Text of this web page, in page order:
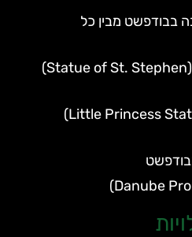
בבודפשט מבין כל
פסל המלך שטפן הקדוש (Statue of St. Stephen)
פסל הנסיכה הקטנה (Little Princess Statue)